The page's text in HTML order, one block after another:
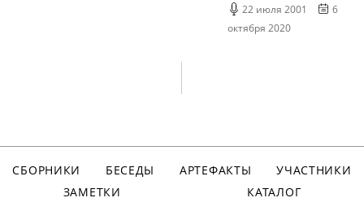
22 июля 2001
6
октября 2020
СБОРНИКИ БЕСЕДЫ АРТЕФАКТЫ
УЧАСТНИКИ
ЗАМЕТКИ
КАТАЛОГ